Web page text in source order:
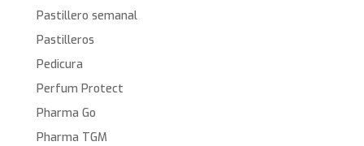
Pastillero semanal
Pastilleros
Pedicura
Perfum Protect
Pharma Go
Pharma TGM